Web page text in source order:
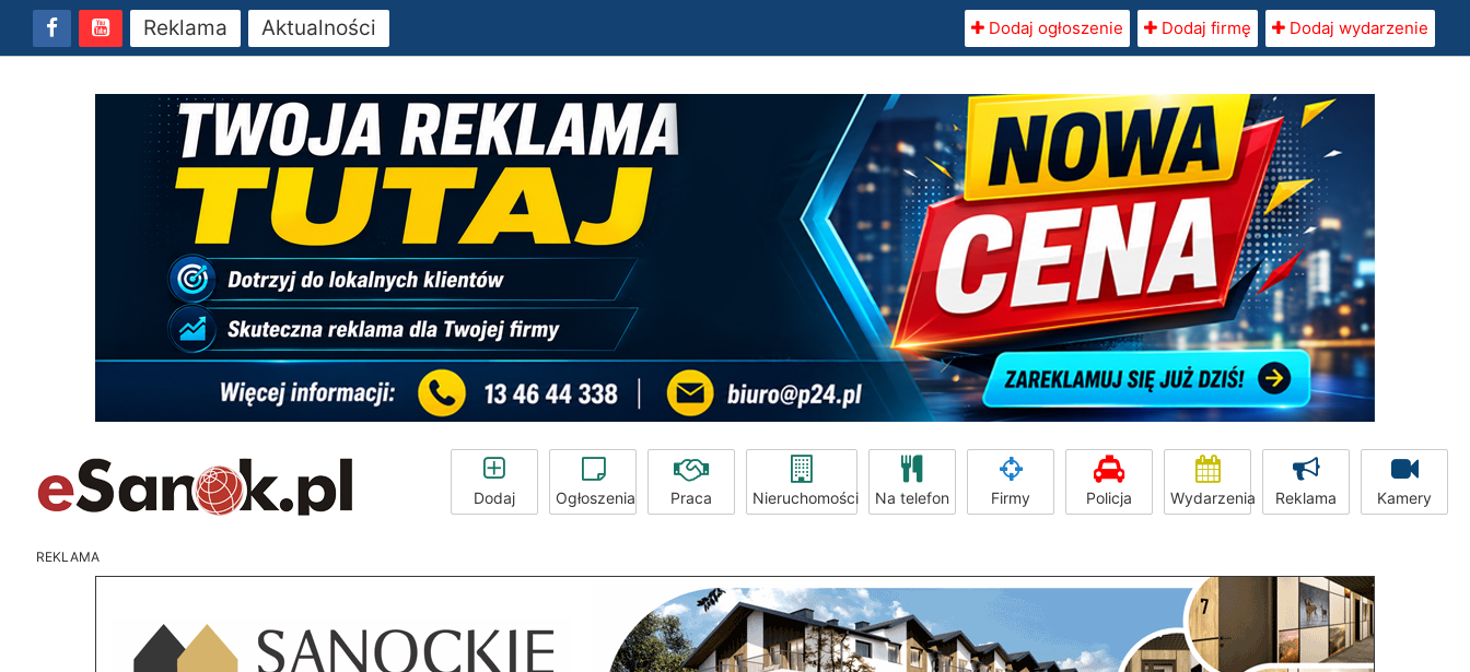
Reklama Aktualności Dodaj ogłoszenie Dodaj firmę Dodaj wydarzenie
Dodaj Ogłoszenia Praca Nieruchomości Na telefon Firmy Policja Wydarzenia Reklama Kamery
REKLAMA